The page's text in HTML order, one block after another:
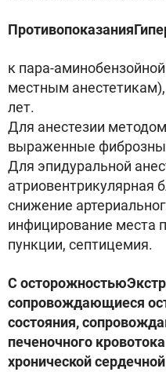
к пара-
местным
лет.
Для анестезии
выраженные
Для эпидуральной
атриовентрикулярная
снижение
инфицирование места
пункции, септицемия.
С
сопровождающиеся
состояния,
печеночного
хронической